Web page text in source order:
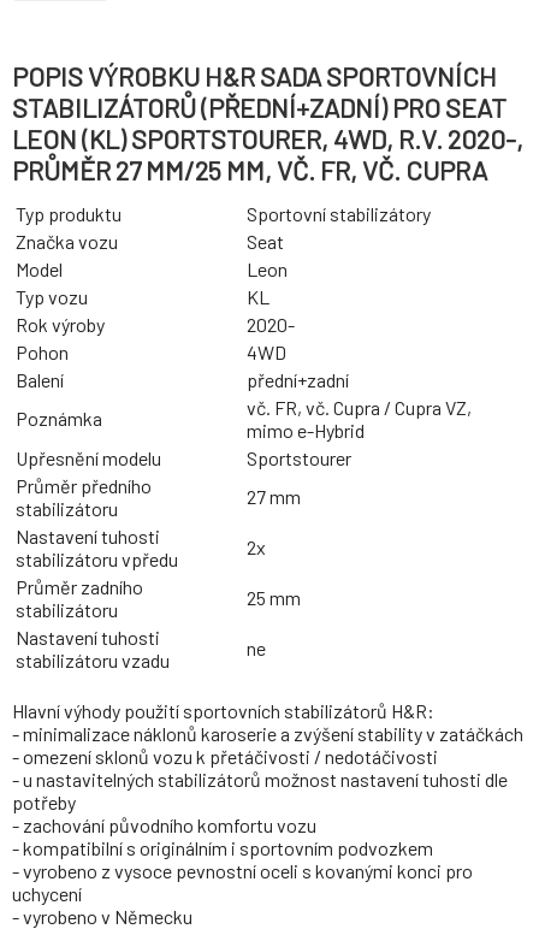
POPIS VÝROBKU H&R SADA SPORTOVNÍCH
STABILIZÁTORŮ (PŘEDNÍ+ZADNÍ) PRO SEAT
LEON (KL) SPORTSTOURER, 4WD, R.V. 2020-,
PRŮMĚR 27 MM/25 MM, VČ. FR, VČ. CUPRA
Typ produktu
Sportovní stabilizátory
Značka vozu
Seat
Model
Leon
Typ vozu
KL
Rok výroby
2020-
Pohon
4WD
Balení
přední+zadní
Poznámka
vč. FR, vč. Cupra / Cupra VZ,
mimo e-Hybrid
Upřesnění modelu
Sportstourer
Průměr předního
stabilizátoru
27 mm
Nastavení tuhosti
stabilizátoru vpředu
2x
Průměr zadního
stabilizátoru
25 mm
Nastavení tuhosti
stabilizátoru vzadu
ne
Hlavní výhody použití sportovních stabilizátorů H&R:
- minimalizace náklonů karoserie a zvýšení stability v zatáčkách
- omezení sklonů vozu k přetáčivosti / nedotáčivosti
- u nastavitelných stabilizátorů možnost nastavení tuhosti dle
potřeby
- zachování původního komfortu vozu
- kompatibilní s originálním i sportovním podvozkem
- vyrobeno z vysoce pevnostní oceli s kovanými konci pro
uchycení
- vyrobeno v Německu